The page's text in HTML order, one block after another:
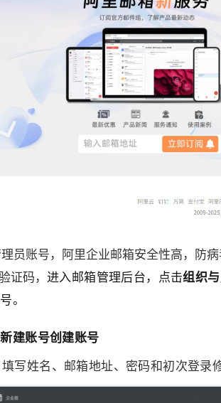
员账号，阿里企业邮箱安全性高，防
证码， 进入邮箱管理后台，点击组织
。
建账号创建账号
写姓名、邮箱地址、密码和初次登录